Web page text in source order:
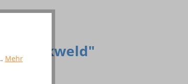
Blackweld"
Mehr